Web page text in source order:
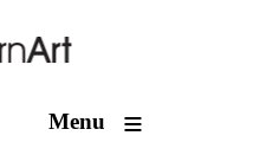
Menu ≡